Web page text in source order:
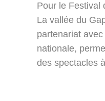
Pour le Festival
La vallée du
partenariat
nationale,
des spectacles